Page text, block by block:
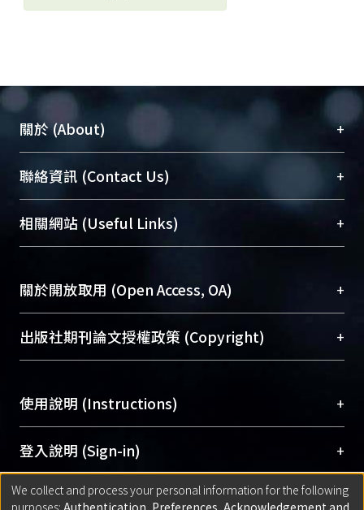
關於 (About) +
臺大位居世界頂尖大學之列，為永久珍藏及向國際
展現本校豐碩的研究成果及學術能量，圖書館整合
機構典藏（NTUR）與學術庫（AH）不同功能平
台，成為臺大學術典藏NTU scholars。期能整合研
成果。
To permanently archive and promote researcher
profiles and scholarly works, Library integrates the
services of “NTU Repository” with “Academic
聯絡資訊 (Contact Us) +
總館學科館員(Main Library)
醫學圖書館學科館員(Medical Library)
Sciences Library)
相關網站 (Useful Links) +
關於開放取用 (Open Access, OA) +
開放取用是從使用者角度提升資訊取用性的社會運
動，應用在學術研究上是透過將研究著作公開供使
用逐年攀升。同時可加速研究發展、提升研究影響
Archive）平台。 （點選深入了解OA）
出版社期刊論文授權政策 (Copyright) +
含部分內容的版權非匯入者所有，或由第三方贊
助與合作完成，請確認該版權所有者及第三方同
意提供此授權。
Please represent that the submission is your
original work, and that you have the right to
使用說明 (Instructions) +
網站簡介(Quickstart Guide)
使用手冊(Instruction Manual)
線上預約服務(Booking Service)
登入說明 (Sign-in) +
方案一：臺灣大學計算機中心帳號登入
匯入著作 (Submission) +
We collect and process your personal information for the following
purposes: Authentication, Preferences, Acknowledgement and